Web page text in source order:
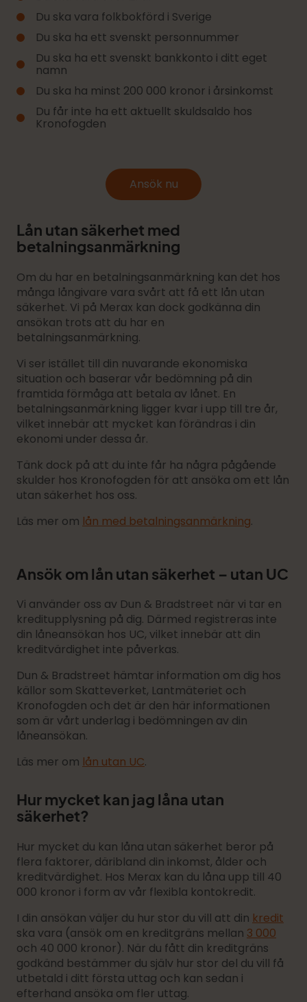
Du ska vara folkbokförd i Sverige
Du ska ha ett svenskt personnummer
Du ska ha ett svenskt bankkonto i ditt eget
namn
Du ska ha minst 200 000 kronor i årsinkomst
Du får inte ha ett aktuellt skuldsaldo hos
Kronofogden
Ansök nu
Lån utan säkerhet med
betalningsanmärkning
Om du har en betalningsanmärkning kan det hos
många långivare vara svårt att få ett lån utan
säkerhet. Vi på Merax kan dock godkänna din
ansökan trots att du har en
betalningsanmärkning.
Vi ser istället till din nuvarande ekonomiska
situation och baserar vår bedömning på din
framtida förmåga att betala av lånet. En
betalningsanmärkning ligger kvar i upp till tre år,
vilket innebär att mycket kan förändras i din
ekonomi under dessa år.
Tänk dock på att du inte får ha några pågående
skulder hos Kronofogden för att ansöka om ett lån
utan säkerhet hos oss.
Läs mer om lån med betalningsanmärkning.
Ansök om lån utan säkerhet – utan UC
Vi använder oss av Dun & Bradstreet när vi tar en
kreditupplysning på dig. Därmed registreras inte
din låneansökan hos UC, vilket innebär att din
kreditvärdighet inte påverkas.
Dun & Bradstreet hämtar information om dig hos
källor som Skatteverket, Lantmäteriet och
Kronofogden och det är den här informationen
som är vårt underlag i bedömningen av din
låneansökan.
Läs mer om lån utan UC.
Hur mycket kan jag låna utan
säkerhet?
Hur mycket du kan låna utan säkerhet beror på
flera faktorer, däribland din inkomst, ålder och
kreditvärdighet. Hos Merax kan du låna upp till 40
000 kronor i form av vår flexibla kontokredit.
I din ansökan väljer du hur stor du vill att din kredit
ska vara (ansök om en kreditgräns mellan 3 000
och 40 000 kronor). När du fått din kreditgräns
godkänd bestämmer du själv hur stor del du vill få
utbetald i ditt första uttag och kan sedan i
efterhand ansöka om fler uttag.